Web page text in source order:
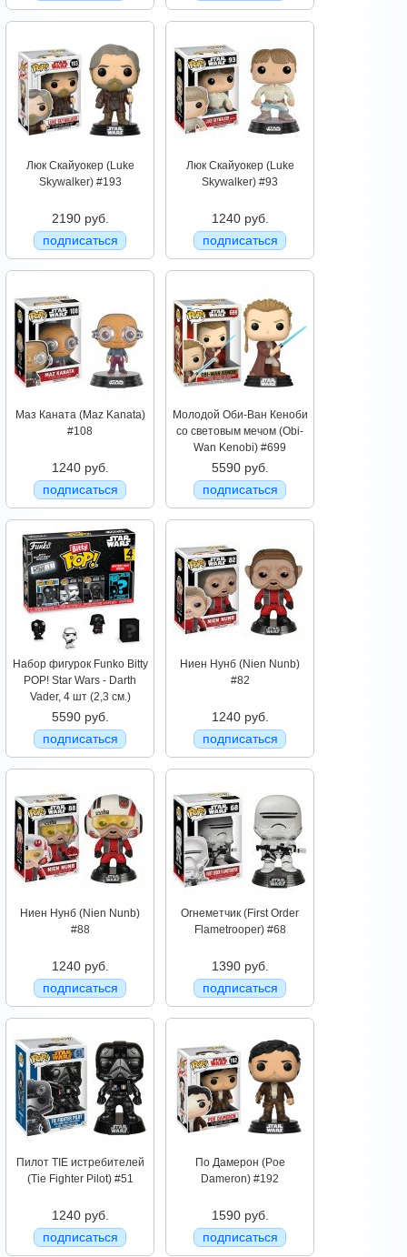
Люк Скайуокер (Luke
Skywalker) #193
2190 руб.
подписаться
Люк Скайуокер (Luke
Skywalker) #93
1240 руб.
подписаться
Маз Каната (Maz Kanata)
#108
1240 руб.
подписаться
Молодой Оби-Ван Кеноби
со световым мечом (Obi-
Wan Kenobi) #699
5590 руб.
подписаться
Набор фигурок Funko Bitty
POP! Star Wars - Darth
Vader, 4 шт (2,3 см.)
5590 руб.
подписаться
Ниен Нунб (Nien Nunb)
#82
1240 руб.
подписаться
Ниен Нунб (Nien Nunb)
#88
1240 руб.
подписаться
Огнеметчик (First Order
Flametrooper) #68
1390 руб.
подписаться
Пилот TIE истребителей
(Tie Fighter Pilot) #51
1240 руб.
подписаться
По Дамерон (Poe
Dameron) #192
1590 руб.
подписаться